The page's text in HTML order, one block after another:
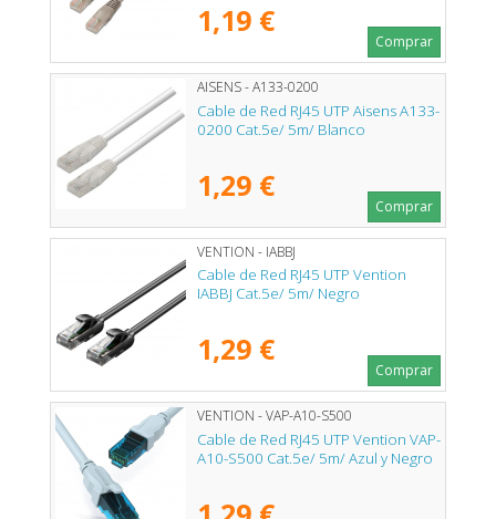
1,19 €
Comprar
AISENS - A133-0200
Cable de Red RJ45 UTP Aisens A133-
0200 Cat.5e/ 5m/ Blanco
1,29 €
Comprar
VENTION - IABBJ
Cable de Red RJ45 UTP Vention
IABBJ Cat.5e/ 5m/ Negro
1,29 €
Comprar
VENTION - VAP-A10-S500
Cable de Red RJ45 UTP Vention VAP-
A10-S500 Cat.5e/ 5m/ Azul y Negro